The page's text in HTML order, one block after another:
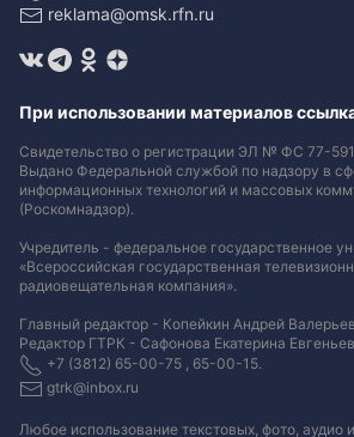
reklama@omsk.rfn.ru
При использовании материалов
Свидетельство о регистрации ЭЛ № ФС 77-
Выдано Федеральной службой по надзору в
информационных технологий и массовых
(Роскомнадзор).
Учредитель - федеральное государственное
«Всероссийская государственная
радиовещательная компания».
Главный редактор - Копейкин Андрей
Редактор ГТРК - Сафонова Екатерина
+7 (3812) 65-00-75 , 65-00-15.
gtrk@inbox.ru
Любое использование текстовых, фото, аудио